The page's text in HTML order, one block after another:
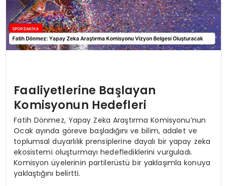
Faaliyetlerine Başlayan
Komisyonun Hedefleri
Fatih Dönmez, Yapay Zeka Araştırma Komisyonu’nun
Ocak ayında göreve başladığını ve bilim, adalet ve
toplumsal duyarlılık prensiplerine dayalı bir yapay zeka
ekosistemi oluşturmayı hedeflediklerini vurguladı.
Komisyon üyelerinin partilerüstü bir yaklaşımla konuya
yaklaştığını belirtti.